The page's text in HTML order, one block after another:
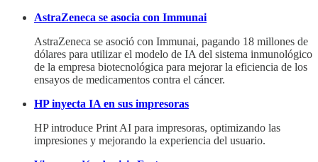
AstraZeneca se asocia con Immunai
AstraZeneca se asoció con Immunai, pagando 18 millones de
dólares para utilizar el modelo de IA del sistema inmunológico
de la empresa biotecnológica para mejorar la eficiencia de los
ensayos de medicamentos contra el cáncer.
HP inyecta IA en sus impresoras
HP introduce Print AI para impresoras, optimizando las
impresiones y mejorando la experiencia del usuario.